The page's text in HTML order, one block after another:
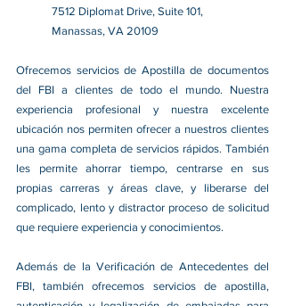
7512 Diplomat Drive, Suite 101,
Manassas, VA 20109
Ofrecemos servicios de Apostilla de documentos
del FBI a clientes de todo el mundo. Nuestra
experiencia profesional y nuestra excelente
ubicación nos permiten ofrecer a nuestros clientes
una gama completa de servicios rápidos. También
les permite ahorrar tiempo, centrarse en sus
propias carreras y áreas clave, y liberarse del
complicado, lento y distractor proceso de solicitud
que requiere experiencia y conocimientos.
Además de la Verificación de Antecedentes del
FBI, también ofrecemos servicios de apostilla,